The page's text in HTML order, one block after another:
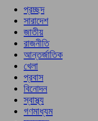
প্রচ্ছদ
সারাদেশ
জাতীয়
রাজনীতি
আন্তর্জাতিক
খেলা
প্রবাস
বিনোদন
স্বাস্থ্য
গণমাধ্যম